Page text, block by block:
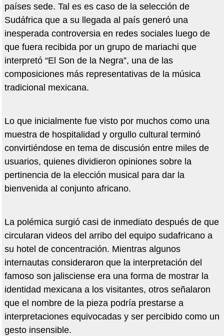
países sede. Tal es es caso de la selección de
Sudáfrica que a su llegada al país generó una
inesperada controversia en redes sociales luego de
que fuera recibida por un grupo de mariachi que
interpretó “El Son de la Negra”, una de las
composiciones más representativas de la música
tradicional mexicana.
Lo que inicialmente fue visto por muchos como una
muestra de hospitalidad y orgullo cultural terminó
convirtiéndose en tema de discusión entre miles de
usuarios, quienes dividieron opiniones sobre la
pertinencia de la elección musical para dar la
bienvenida al conjunto africano.
La polémica surgió casi de inmediato después de que
circularan videos del arribo del equipo sudafricano a
su hotel de concentración. Mientras algunos
internautas consideraron que la interpretación del
famoso son jalisciense era una forma de mostrar la
identidad mexicana a los visitantes, otros señalaron
que el nombre de la pieza podría prestarse a
interpretaciones equivocadas y ser percibido como un
gesto insensible.